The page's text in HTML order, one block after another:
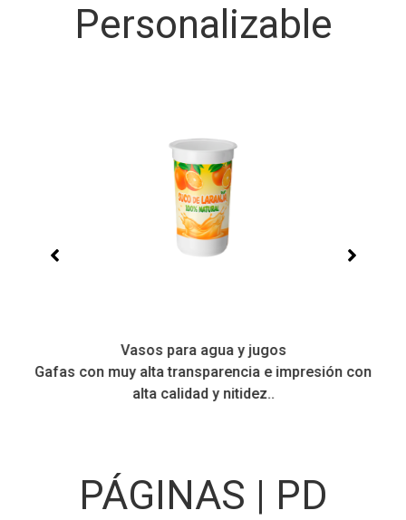
Personalizable
Vasos para agua y jugos
Gafas con muy alta transparencia e impresión con
alta calidad y nitidez..
PÁGINAS | PD